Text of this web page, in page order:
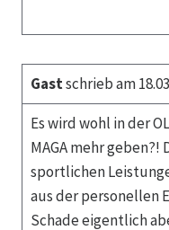
Gastschrieb am
Es wird wohl in der
MAGA mehr geben?!
sportlichen
aus der personellen
Schade eigentlich